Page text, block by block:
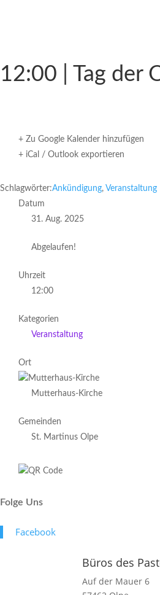
12:00 | Tag der
+ Zu Google Kalender hinzufügen
+ iCal / Outlook exportieren
Schlagwörter:Ankündigung, Veranstaltung
Datum
31. Aug. 2025
Abgelaufen!
Uhrzeit
12:00
Kategorien
Veranstaltung
Ort
Mutterhaus-Kirche
Gemeinden
St. Martinus Olpe
Folge Uns
Face­book
Büros des
Auf der Mauer 6